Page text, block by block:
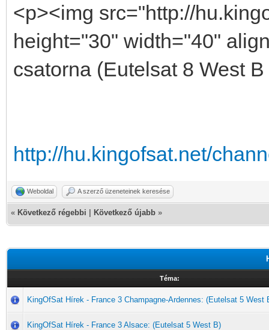
<p><img src="http://
height="30" width="40"
csatorna (Eutelsat 8 West
http://hu.kingofsat.net/
Weboldal A szerző üzeneteinek keresése
« Következő régebbi Következő újabb »
Téma:
KingOfSat Hírek - France 3 Champagne-Ardennes: (Eutelsat 5 West
KingOfSat Hírek - France 3 Alsace: (Eutelsat 5 West B)